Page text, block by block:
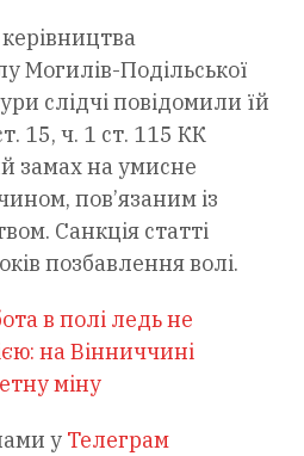
Могилів-Подільської
слідчі повідомили їй
15, ч. 1 ст. 115 КК
замах на умисне
пов’язаним із
Санкція статті
позбавлення волі.
в полі ледь не
на Вінниччині
міну
у Телеграм